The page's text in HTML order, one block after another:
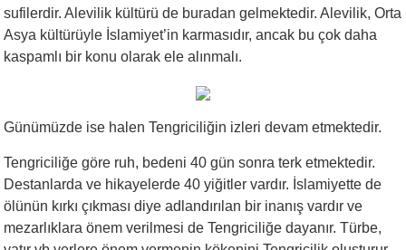
sufilerdir. Alevilik kültürü de buradan gelmektedir. Alevilik, Orta
Asya kültürüyle İslamiyet’in karmasıdır, ancak bu çok daha
kaspamlı bir konu olarak ele alınmalı.
Günümüzde ise halen Tengriciliğin izleri devam etmektedir.
Tengriciliğe göre ruh, bedeni 40 gün sonra terk etmektedir.
Destanlarda ve hikayelerde 40 yiğitler vardır. İslamiyette de
ölünün kırkı çıkması diye adlandırılan bir inanış vardır ve
mezarlıklara önem verilmesi de Tengriciliğe dayanır. Türbe,